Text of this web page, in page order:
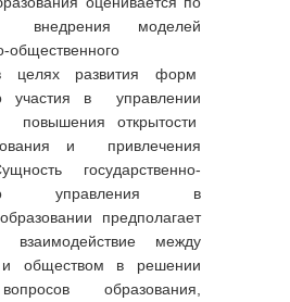
моделей
общественного
целях развития форм
участия в управлении
повышения открытости
и привлечения
государственно-
управления в
предполагает
взаимодействие между
и обществом в решении
образования,